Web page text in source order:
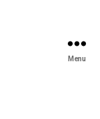
Menu